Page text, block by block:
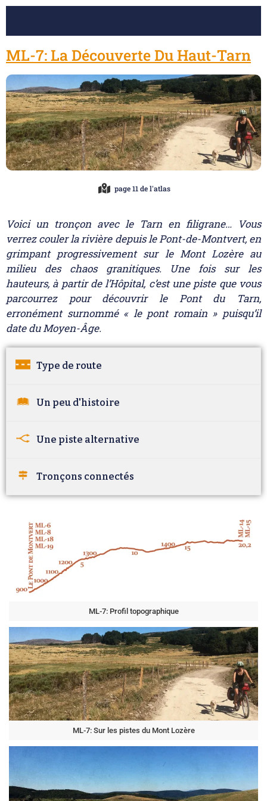
ML-7: La Découverte Du Haut-Tarn
page 11 de l'atlas
Voici un tronçon avec le Tarn en filigrane… Vous
verrez couler la rivière depuis le Pont-de-Montvert, en
grimpant progressivement sur le Mont Lozère au
milieu des chaos granitiques. Une fois sur les
hauteurs, à partir de l’Hôpital, c’est une piste que vous
parcourrez pour découvrir le Pont du Tarn,
erronément surnommé « le pont romain » puisqu’il
date du Moyen-Âge.
Type de route
Un peu d'histoire
Une piste alternative
Tronçons connectés
ML-7: Profil topographique
ML-7: Sur les pistes du Mont Lozère